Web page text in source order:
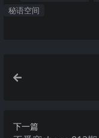
秘语空间
下一篇